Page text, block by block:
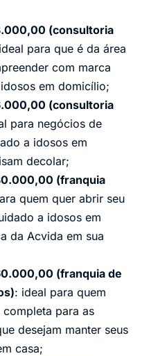
(consultoria
para que é da área
com marca
em domicílio;
(consultoria
para negócios de
a idosos em
decolar;
(franquia
quem quer abrir seu
a idosos em
da Acvida em sua
(franquia de
: ideal para quem
para as
desejam manter seus
casa;